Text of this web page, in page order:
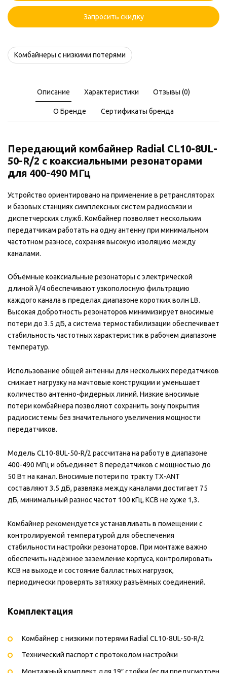
8UL-
50-
R/2
Запросить скидку
Комбайнеры с низкими потерями
Описание Характеристики Отзывы (0)
О Бренде Сертификаты бренда
Передающий комбайнер Radial CL10-8UL-
50-R/2 с коаксиальными резонаторами
для 400-490 МГц
Устройство ориентировано на применение в ретрансляторах
и базовых станциях симплексных систем радиосвязи и
диспетчерских служб. Комбайнер позволяет нескольким
передатчикам работать на одну антенну при минимальном
частотном разносе, сохраняя высокую изоляцию между
каналами.
Объёмные коаксиальные резонаторы с электрической
длиной λ/4 обеспечивают узкополосную фильтрацию
каждого канала в пределах диапазоне коротких волн LB.
Высокая добротность резонаторов минимизирует вносимые
потери до 3.5 дБ, а система термостабилизации обеспечивает
стабильность частотных характеристик в рабочем диапазоне
температур.
Использование общей антенны для нескольких передатчиков
снижает нагрузку на мачтовые конструкции и уменьшает
количество антенно-фидерных линий. Низкие вносимые
потери комбайнера позволяют сохранить зону покрытия
радиосистемы без значительного увеличения мощности
передатчиков.
Модель CL10-8UL-50-R/2 рассчитана на работу в диапазоне
400-490 МГц и объединяет 8 передатчиков с мощностью до
50 Вт на канал. Вносимые потери по тракту TX-ANT
составляют 3.5 дБ, развязка между каналами достигает 75
дБ, минимальный разнос частот 100 кГц, КСВ не хуже 1,3.
Комбайнер рекомендуется устанавливать в помещении с
контролируемой температурой для обеспечения
стабильности настройки резонаторов. При монтаже важно
обеспечить надёжное заземление корпуса, контролировать
КСВ на выходе и состояние балластных нагрузок,
периодически проверять затяжку разъёмных соединений.
Комплектация
Комбайнер с низкими потерями Radial CL10-8UL-50-R/2
Технический паспорт с протоколом настройки